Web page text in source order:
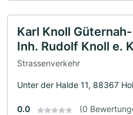
Karl Knoll
Inh. Rudolf Knoll e.
Strassenverkehr
Unter der Halde 11, 88367
0.0 (0